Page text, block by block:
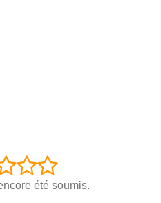
été soumis.